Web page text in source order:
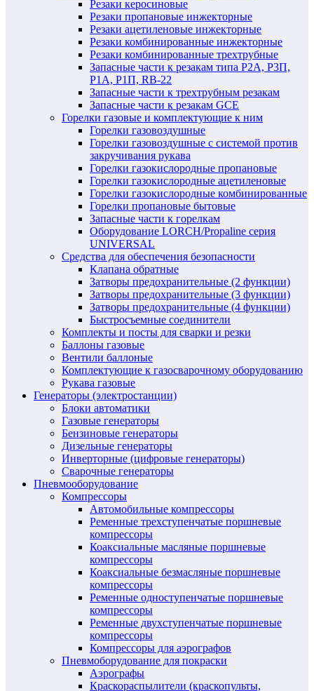
Резаки керосиновые
Резаки пропановые инжекторные
Резаки ацетиленовые инжекторные
Резаки комбинированные инжекторные
Резаки комбинированные трехтрубные
Запасные части к резакам типа Р2А, Р3П,
Р1А, Р1П, RB-22
Запасные части к трехтрубным резакам
Запасные части к резакам GCE
Горелки газовые и комплектующие к ним
Горелки газовоздушные
Горелки газовоздушные с системой против
закручивания рукава
Горелки газокислородные пропановые
Горелки газокислородные ацетиленовые
Горелки газокислородные комбинированные
Горелки пропановые бытовые
Запасные части к горелкам
Оборудование LORCH/Propaline серия
UNIVERSAL
Средства для обеспечения безопасности
Клапана обратные
Затворы предохранительные (2 функции)
Затворы предохранительные (3 функции)
Затворы предохранительные (4 функции)
Быстросъемные соединители
Комплекты и посты для сварки и резки
Баллоны газовые
Вентили баллоные
Комплектующие к газосварочному оборудованию
Рукава газовые
Генераторы (электростанции)
Блоки автоматики
Газовые генераторы
Бензиновые генераторы
Дизельные генераторы
Инверторные (цифровые генераторы)
Сварочные генераторы
Пневмооборудование
Компрессоры
Автомобильные компрессоры
Ременные трехступенчатые поршневые
компрессоры
Коаксиальные масляные поршневые
компрессоры
Коаксиальные безмасляные поршневые
компрессоры
Ременные одноступенчатые поршневые
компрессоры
Ременные двухступенчатые поршневые
компрессоры
Компрессоры для аэрографов
Пневмоборудование для покраски
Аэрографы
Краскораспылители (краскопульты,